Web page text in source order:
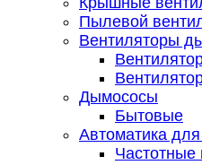
Пылевой
Вентиляторы
Дымососы
Бытовые
Автоматика
Частотные